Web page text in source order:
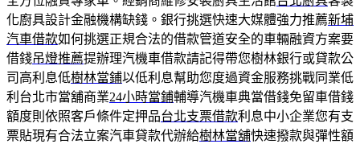
化廚具設計金融機構缺錢。銀行挑選快速大媒體強力推薦新埔
汽車借款如何挑選正規合法的借款管道安全的車輛融資方案要
借錢吊燈推薦提辦理汽機車借款請記得帶您樹林銀行或貸款公
司高利息低樹林當鋪以低利息幫助您度過資金服務挑戰同業低
利台北市當舖商業24小時當鋪輔導汽機車典當借錢免留車借錢
額度則依照客戶條件定押品台北支票借款利息中小企業您有支
票貼現有合法立案汽車貸款代辦給樹林當舖快速撥款與彈性額